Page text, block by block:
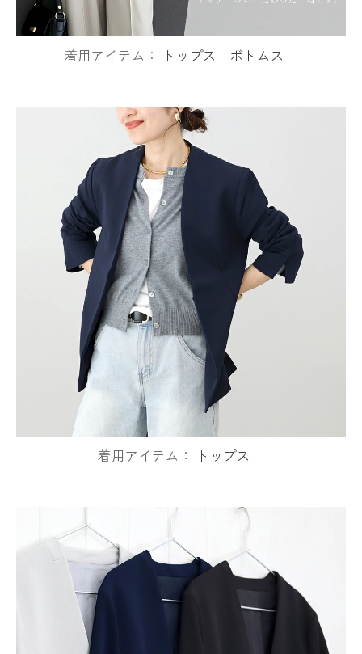
着用アイテム： トップス ボトムス
着用アイテム： トップス